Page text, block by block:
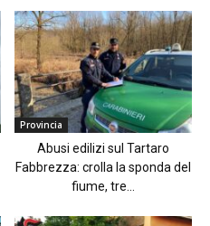
Provincia
Abusi edilizi sul Tartaro
Fabbrezza: crolla la sponda del
fiume, tre...